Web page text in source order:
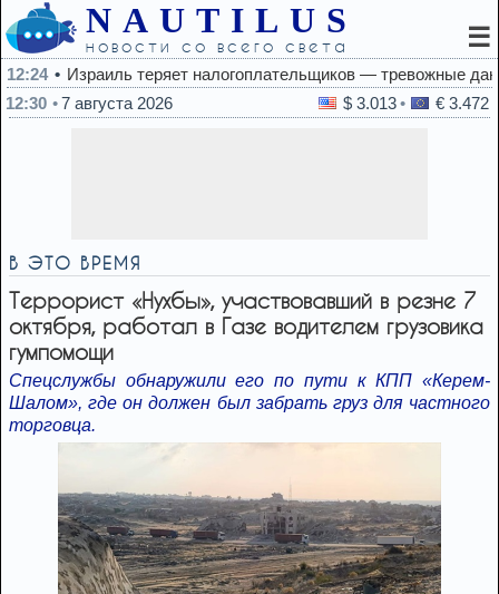
NAUTILUS
новости со всего света ☰
теряет налогоплательщиков — тревожные данные
12:30
7 августа 2026 $ 3.013 € 3.472
В ЭТО ВРЕМЯ
Террорист «Нухбы», участвовавший в резне 7
октября, работал в Газе водителем грузовика
гумпомощи
Спецслужбы обнаружили его по пути к КПП «Керем-
Шалом», где он должен был забрать груз для частного
торговца.